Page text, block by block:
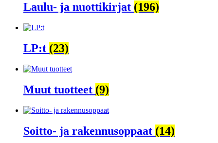
Laulu- ja nuottikirjat (196)
LP:t (23)
Muut tuotteet (9)
Soitto- ja rakennusoppaat (14)